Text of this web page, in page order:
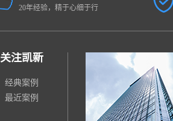
20年经验，精于心细于行
关注凯新
经典案例
最近案例